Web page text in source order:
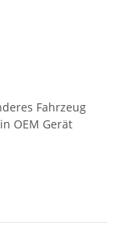
Fahrzeug
OEM Gerät